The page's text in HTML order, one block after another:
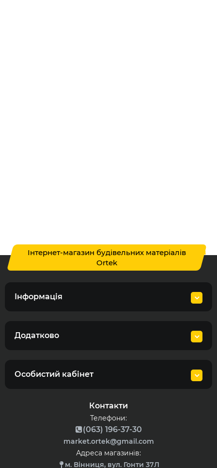
Інтернет-магазин будівельних матеріалів
Ortek
Інформація
Додатково
Особистий кабінет
Контакти
Телефони:
(063) 196-37-30
market.ortek@gmail.com
Адреса магазинів:
м. Вінниця, вул. Гонти 37Л